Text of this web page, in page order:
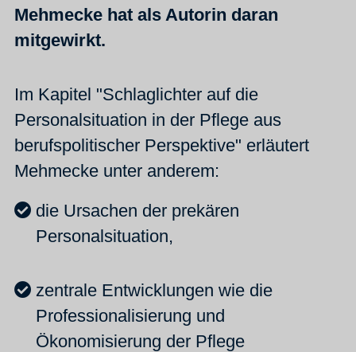
Mehmecke hat als Autorin daran
mitgewirkt.
Im Kapitel "Schlaglichter auf die
Personalsituation in der Pflege aus
berufspolitischer Perspektive" erläutert
Mehmecke unter anderem:
die Ursachen der prekären
Personalsituation,
zentrale Entwicklungen wie die
Professionalisierung und
Ökonomisierung der Pflege